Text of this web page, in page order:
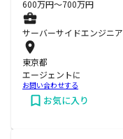
600万円〜700万円
サーバーサイドエンジニア
東京都
エージェントに
お問い合わせする
お気に入り